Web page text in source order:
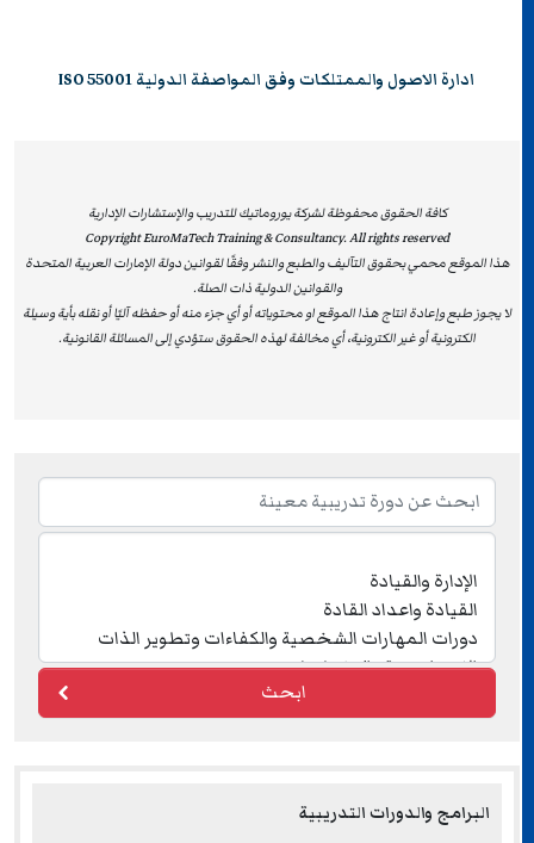
ادارة الاصول والممتلكات وفق المواصفة الدولية ISO 55001
كافة الحقوق محفوظة لشركة يوروماتيك للتدريب والإستشارات الإدارية
Copyright EuroMaTech Training & Consultancy. All rights reserved
هذا الموقع محمي بحقوق التآليف والطبع والنشر وفقًا لقوانين دولة الإمارات العربية المتحدة
والقوانين الدولية ذات الصلة.
لا يجوز طبع وإعادة انتاج هذا الموقع او محتوياته أو أي جزء منه أو حفظه آليًا أو نقله بأية وسيلة
الكترونية أو غير الكترونية، أي مخالفة لهذه الحقوق ستؤدي إلى المسائلة القانونية.
ابحث
البرامج والدورات التدريبية